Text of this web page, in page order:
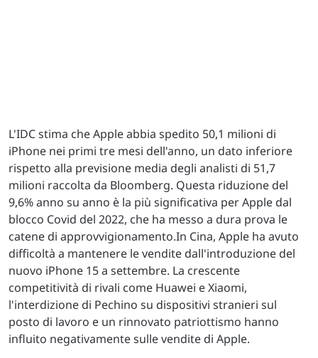
L'IDC stima che Apple abbia spedito 50,1 milioni di
iPhone nei primi tre mesi dell'anno, un dato inferiore
rispetto alla previsione media degli analisti di 51,7
milioni raccolta da Bloomberg. Questa riduzione del
9,6% anno su anno è la più significativa per Apple dal
blocco Covid del 2022, che ha messo a dura prova le
catene di approvvigionamento.In Cina, Apple ha avuto
difficoltà a mantenere le vendite dall'introduzione del
nuovo iPhone 15 a settembre. La crescente
competitività di rivali come Huawei e Xiaomi,
l'interdizione di Pechino su dispositivi stranieri sul
posto di lavoro e un rinnovato patriottismo hanno
influito negativamente sulle vendite di Apple.